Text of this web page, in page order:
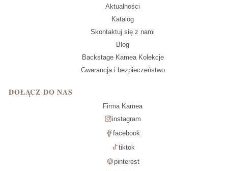
Aktualności
Katalog
Skontaktuj się z nami
Blog
Backstage Kamea Kolekcje
Gwarancja i bezpieczeństwo
DOŁĄCZ DO NAS
Firma Kamea
instagram
facebook
tiktok
pinterest